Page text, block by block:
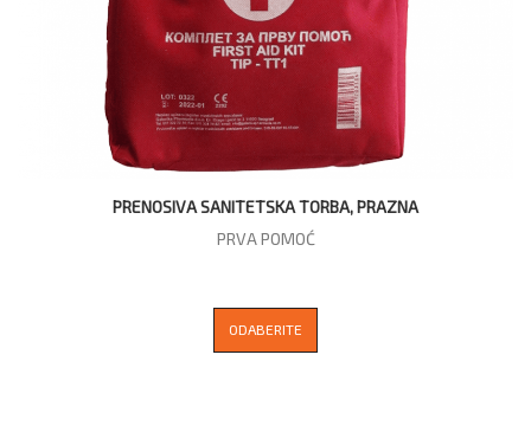
PRENOSIVA SANITETSKA TORBA, PRAZNA
PRVA POMOĆ
ODABERITE